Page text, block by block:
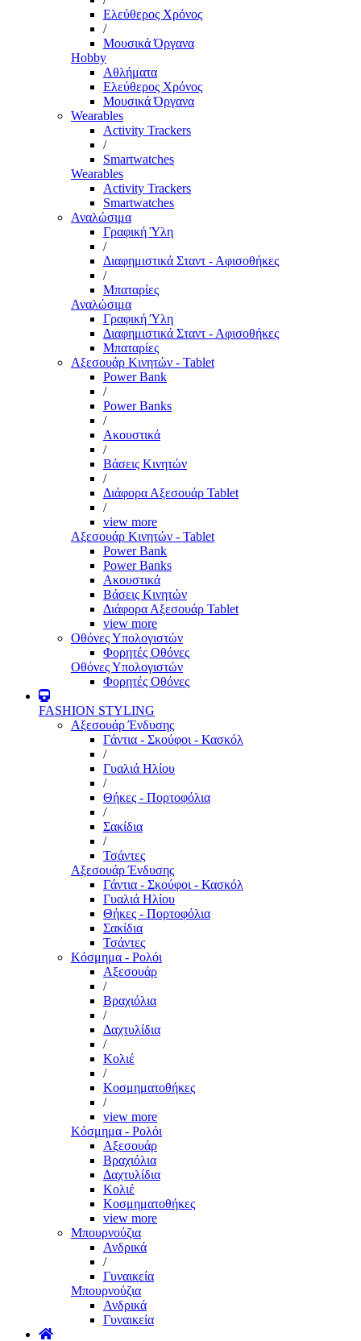
Ελεύθερος Χρόνος
/
Μουσικά Όργανα
Hobby
Αθλήματα
Ελεύθερος Χρόνος
Μουσικά Όργανα
Wearables
Activity Trackers
/
Smartwatches
Wearables
Activity Trackers
Smartwatches
Αναλώσιμα
Γραφική Ύλη
/
Διαφημιστικά Σταντ - Αφισοθήκες
/
Μπαταρίες
Αναλώσιμα
Γραφική Ύλη
Διαφημιστικά Σταντ - Αφισοθήκες
Μπαταρίες
Αξεσουάρ Κινητών - Tablet
Power Bank
/
Power Banks
/
Ακουστικά
/
Βάσεις Κινητών
/
Διάφορα Αξεσουάρ Tablet
/
view more
Αξεσουάρ Κινητών - Tablet
Power Bank
Power Banks
Ακουστικά
Βάσεις Κινητών
Διάφορα Αξεσουάρ Tablet
view more
Οθόνες Υπολογιστών
Φορητές Οθόνες
Οθόνες Υπολογιστών
Φορητές Οθόνες
FASHION STYLING
Αξεσουάρ Ένδυσης
Γάντια - Σκούφοι - Κασκόλ
/
Γυαλιά Ηλίου
/
Θήκες - Πορτοφόλια
/
Σακίδια
/
Τσάντες
Αξεσουάρ Ένδυσης
Γάντια - Σκούφοι - Κασκόλ
Γυαλιά Ηλίου
Θήκες - Πορτοφόλια
Σακίδια
Τσάντες
Κόσμημα - Ρολόι
Αξεσουάρ
/
Βραχιόλια
/
Δαχτυλίδια
/
Κολιέ
/
Κοσμηματοθήκες
/
view more
Κόσμημα - Ρολόι
Αξεσουάρ
Βραχιόλια
Δαχτυλίδια
Κολιέ
Κοσμηματοθήκες
view more
Μπουρνούζια
Ανδρικά
/
Γυναικεία
Μπουρνούζια
Ανδρικά
Γυναικεία